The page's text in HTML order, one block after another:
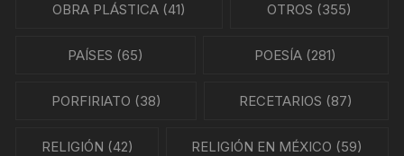
OBRA PLÁSTICA (41) OTROS (355)
PAÍSES (65) POESÍA (281)
PORFIRIATO (38) RECETARIOS (87)
RELIGIÓN (42) RELIGIÓN EN MÉXICO (59)